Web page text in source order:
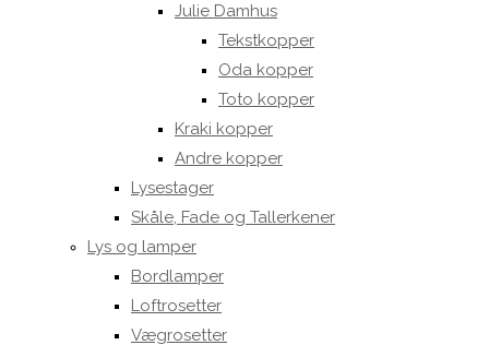
Julie Damhus
Tekstkopper
Oda kopper
Toto kopper
Kraki kopper
Andre kopper
Lysestager
Skåle, Fade og Tallerkener
Lys og lamper
Bordlamper
Loftrosetter
Vægrosetter